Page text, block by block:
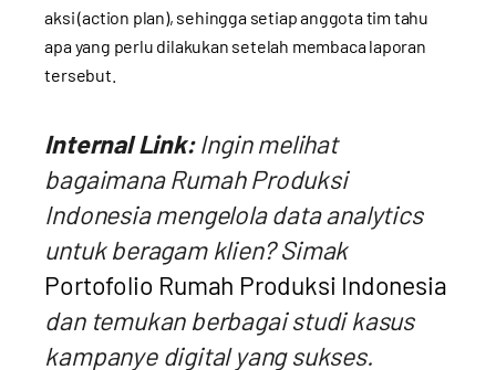
aksi (action plan), sehingga setiap anggota tim tahu
apa yang perlu dilakukan setelah membaca laporan
tersebut.
Internal Link:Ingin melihat
bagaimana Rumah Produksi
Indonesia mengelola dataanalytics
untuk beragam klien? Simak
Portofolio Rumah Produksi Indonesia
dan temukan berbagai studi kasus
kampanye digital yang sukses.